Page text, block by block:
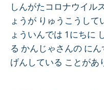
しんがたコロナウイル
ょうが りゅうこうして
ょういんでは 1にちに
る かんじゃさんの に
げんしている ことがあ